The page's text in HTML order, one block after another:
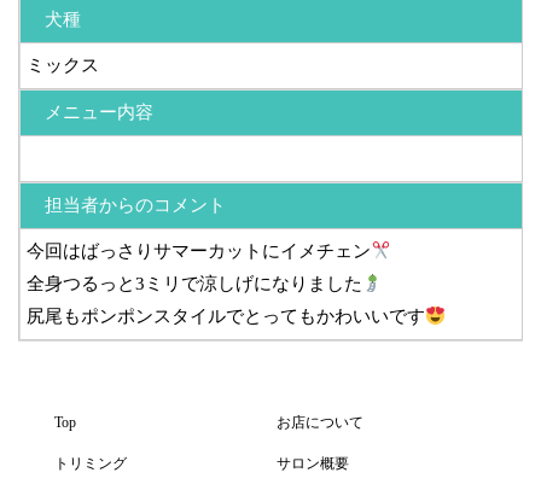
犬種
ミックス
メニュー内容
担当者からのコメント
今回はばっさりサマーカットにイメチェン
全身つるっと3ミリで涼しげになりました
尻尾もポンポンスタイルでとってもかわいいです
Top お店について
トリミング サロン概要